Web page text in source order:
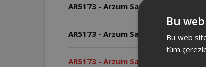
AR5173 - Arzum Sateen Touch Şarjlı
AR5173 - Arzum Sateen Touch
AR5173 - Arzum Sateen Touch
Bu
Bu web
tüm